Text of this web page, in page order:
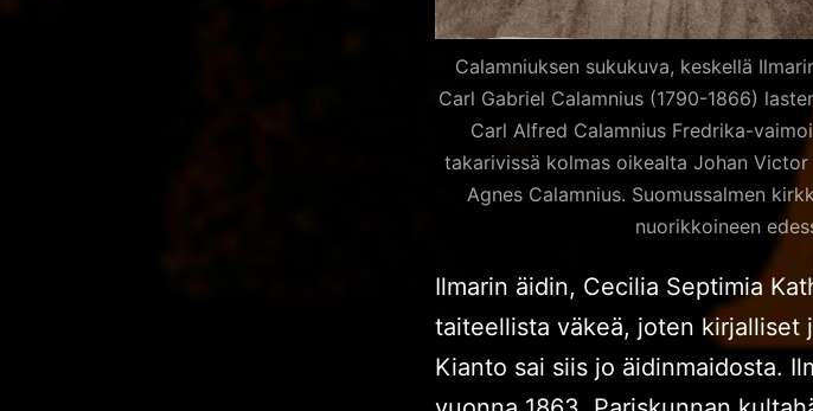
Calamniuksen sukukuva, keskellä
Carl Gabriel Calamnius (1790-1866)
Carl Alfred Calamnius Fredrika-
takarivissä kolmas oikealta Johan Victor
Agnes Calamnius. Suomussalmen
nuorikkoineen
Ilmarin äidin, Cecilia Septimia
taiteellista väkeä, joten kirjalliset
Kianto sai siis jo äidinmaidosta.